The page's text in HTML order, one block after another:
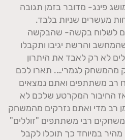
פינג- מדובר בזמן תגובה
מעשרים שניות בלבד.
לשלוח בקשה- שהבקשה
והרשת יגיבו ותקבלו
לא רק לאבד את היתרון
מהמשחק לגמרי…. תארו לכם
משתתפים ואתם נמצאים
החיבור המקרטע שלכם לא
רב מדי ואתם נזרקים מהמשחק
רבי משתתפים "זוללים"
במיוחד כך תוכלו לקבל